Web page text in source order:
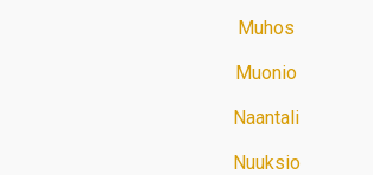
Muhos
Muonio
Naantali
Nuuksio